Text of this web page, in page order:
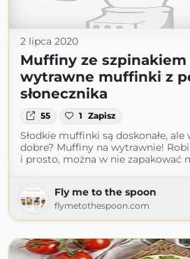
2 lipca 2020
Muffiny ze
wytrawne muffinki z
słonecznika
55 1 Zapisz
Słodkie muffinki są doskonałe,
dobre? Muffiny na wytrawnie!
i prosto, można w nie zapakować
Fly me to the spoon
flymetothespoon.com